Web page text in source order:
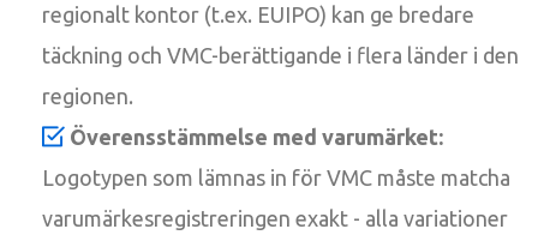
regionalt kontor (t.ex. EUIPO) kan ge bredare
täckning och VMC-berättigande i flera länder i den
regionen.
Överensstämmelse med varumärket:
Logotypen som lämnas in för VMC måste matcha
varumärkesregistreringen exakt - alla variationer